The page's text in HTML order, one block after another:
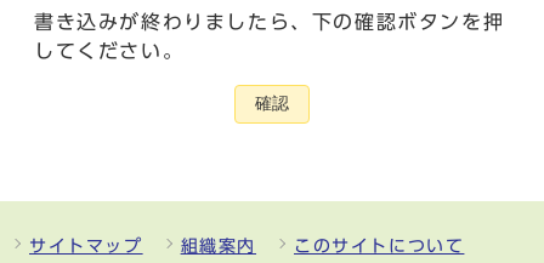
書き込みが終わりましたら、下の確認ボタンを押
してください。
確認
サイトマップ 組織案内 このサイトについて